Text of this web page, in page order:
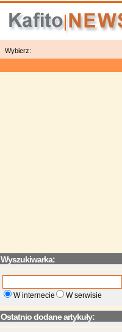
Wybierz:
Wyszukiwarka:
W internecie W serwisie
Ostatnio dodane artykuły: